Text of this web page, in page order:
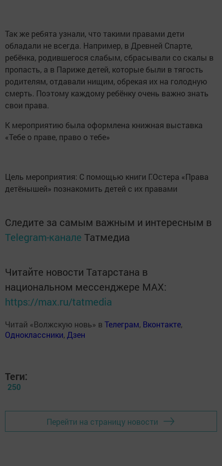
Так же ребята узнали, что такими правами дети
обладали не всегда. Например, в Древней Спарте,
ребёнка, родившегося слабым, сбрасывали со скалы в
пропасть, а в Париже детей, которые были в тягость
родителям, отдавали нищим, обрекая их на голодную
смерть. Поэтому каждому ребёнку очень важно знать
свои права.
К мероприятию была оформлена книжная выставка
«Тебе о праве, право о тебе»
Цель мероприятия: С помощью книги Г.Остера «Права
детёнышей» познакомить детей с их правами
Следите за самым важным и интересным в
Telegram-канале Татмедиа
Читайте новости Татарстана в
национальном мессенджере MАХ:
https://max.ru/tatmedia
Читай «Волжскую новь» в Телеграм, Вконтакте,
Одноклассники, Дзен
Теги:
250
Перейти на страницу новости